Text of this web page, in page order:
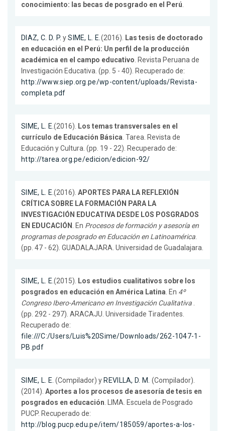
conocimiento: las becas de posgrado en el Perú.
DIAZ, C. D. P. ySIME, L. E.(2016). Las tesis de doctorado
en educación en el Perú: Un perfil de la producción
académica en el campo educativo. Revista Peruana de
Investigación Educativa. (pp. 5 - 40). Recuperado de:
http://www.siep.org.pe/wp-content/uploads/Revista-
completa.pdf
SIME, L. E.(2016). Los temas transversales en el
currículo de Educación Básica. Tarea. Revista de
Educación y Cultura. (pp. 19 - 22). Recuperado de:
http://tarea.org.pe/edicion/edicion-92/
SIME, L. E.(2016).APORTES PARA LA REFLEXIÓN
CRÍTICA SOBRE LA FORMACIÓN PARA LA
INVESTIGACIÓN EDUCATIVA DESDE LOS POSGRADOS
EN EDUCACIÓN . En Procesos de formación y asesoría en
programas de posgrado en Educación en Latinoamérica.
(pp. 47 - 62). GUADALAJARA. Universidad de Guadalajara.
SIME, L. E.(2015). Los estudios cualitativos sobre los
posgrados en educación en América Latina. En 4º
Congreso Ibero-Americano en Investigación Cualitativa .
(pp. 292 - 297). ARACAJU. Universidade Tiradentes.
Recuperado de:
file:///C:/Users/Luis%20Sime/Downloads/262-1047-1-
PB.pdf
SIME, L. E. (Compilador) y REVILLA, D. M. (Compilador).
(2014). Aportes a los procesos de asesoría de tesis en
posgrados en educación. LIMA. Escuela de Posgrado
PUCP. Recuperado de:
http://blog.pucp.edu.pe/item/185059/aportes-a-los-